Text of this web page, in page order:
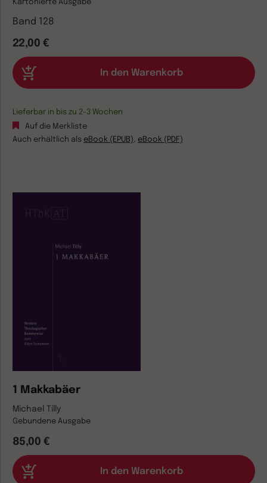
Kartonierte Ausgabe
Band 128
22,00 €
Lieferbar in bis zu 2-3 Wochen
Auf die Merkliste
Auch erhältlich als eBook (EPUB), eBook (PDF)
1 Makkabäer
Michael Tilly
Gebundene Ausgabe
85,00 €